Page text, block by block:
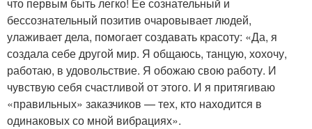
бессознательный позитив очаровывает людей,
улаживает дела, помогает создавать красоту: «Да, я
создала себе другой мир. Я общаюсь, танцую, хохочу,
работаю, в удовольствие. Я обожаю свою работу. И
чувствую себя счастливой от этого. И я притягиваю
«правильных» заказчиков — тех, кто находится в
одинаковых со мной вибрациях».